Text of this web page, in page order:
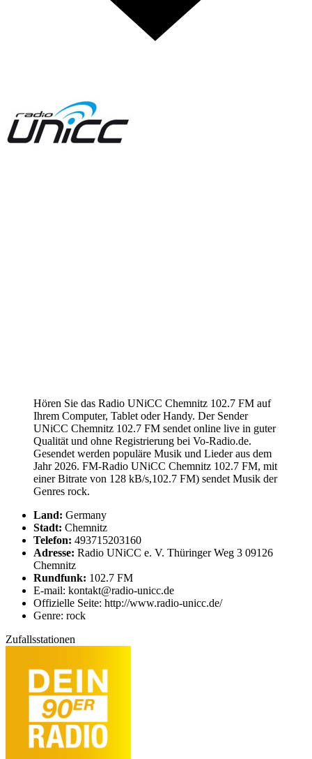
Hören Sie das Radio UNiCC Chemnitz 102.7 FM auf
Ihrem Computer, Tablet oder Handy. Der Sender
UNiCC Chemnitz 102.7 FM sendet online live in guter
Qualität und ohne Registrierung bei Vo-Radio.de.
Gesendet werden populäre Musik und Lieder aus dem
Jahr 2026. FM-Radio UNiCC Chemnitz 102.7 FM, mit
einer Bitrate von 128 kB/s,102.7 FM) sendet Musik der
Genres rock.
Land: Germany
Stadt: Chemnitz
Telefon: 493715203160
Adresse: Radio UNiCC e. V. Thüringer Weg 3 09126
Chemnitz
Rundfunk: 102.7 FM
E-mail: kontakt@radio-unicc.de
Offizielle Seite: http://www.radio-unicc.de/
Genre: rock
Zufallsstationen